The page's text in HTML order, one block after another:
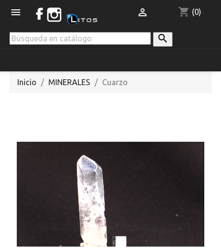
 shopping_cart (0)


Inicio MINERALES Cuarzo